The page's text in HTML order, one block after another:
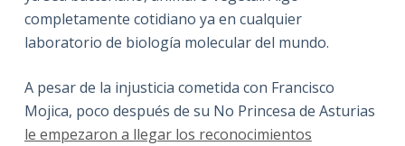
completamente cotidiano ya en cualquier
laboratorio de biología molecular del mundo.
A pesar de la injusticia cometida con Francisco
Mojica, poco después de su No Princesa de Asturias
le empezaron a llegar los reconocimientos